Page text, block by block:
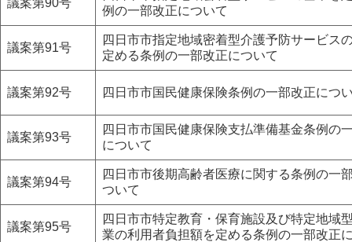
例の一部改正について
議案第91号
四日市市指定地域密着型介護予防サービス
定める条例の一部改正について
議案第92号 四日市市国民健康保険条例の一部改正につ
議案第93号
四日市市国民健康保険支払準備基金条例の
について
議案第94号
四日市市後期高齢者医療に関する条例の一
ついて
議案第95号
四日市市特定教育・保育施設及び特定地域
業の利用者負担額を定める条例の一部改正